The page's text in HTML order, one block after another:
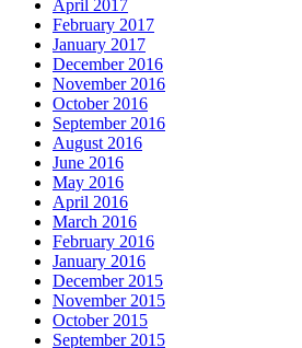
April 2017
February 2017
January 2017
December 2016
November 2016
October 2016
September 2016
August 2016
June 2016
May 2016
April 2016
March 2016
February 2016
January 2016
December 2015
November 2015
October 2015
September 2015